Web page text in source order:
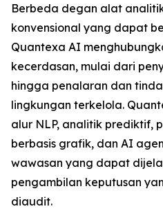
Berbeda degan alat
konvensional yang dapat
Quantexa AI
kecerdasan, mulai dari
hingga penalaran dan
lingkungan terkelola.
alur NLP, analitik prediktif,
berbasis grafik, dan AI
wawasan yang dapat
pengambilan keputusan
diaudit.